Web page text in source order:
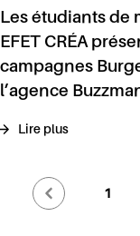
Les étudiants de
EFET CRÉA
campagnes
l’agence
Lire plus
1